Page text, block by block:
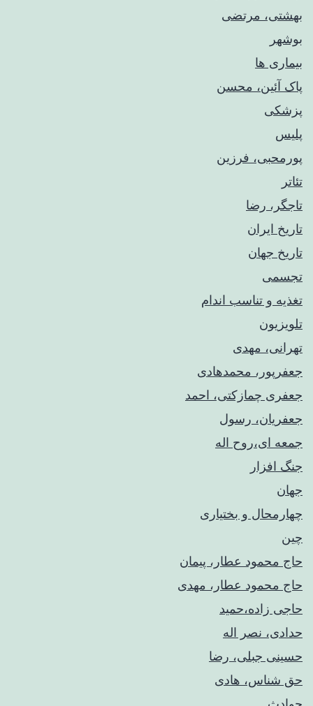
بهشتی، مرتضی
بوشهر
بیماری ها
پاک آئین، محسن
پزشکی
پلیس
پورمحبی، فرزین
تئاتر
تاجگر، رضا
تاریخ ایران
تاریخ جهان
تجسمی
تغذیه و تناسب اندام
تلویزیون
تهرانی، مهدی
جعفرپور، محمدهادی
جعفری چمازکتی، احمد
جعفریان، رسول
جمعه ای،روح اله
جنگ افزار
جهان
چهارمحال و بختیاری
چین
حاج محمود عطار، پیمان
حاج محمود عطار، مهدی
حاجی زاده،حمید
حدادی، نصر اله
حسینی جبلی، رضا
حق شناس، هادی